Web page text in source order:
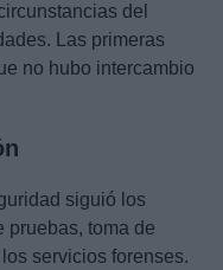
del
Las primeras
no hubo intercambio
siguió los
pruebas, toma de
servicios forenses.